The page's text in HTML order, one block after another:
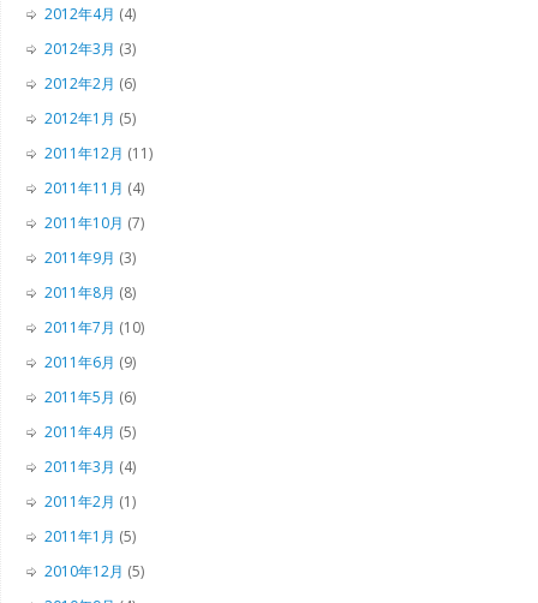
2012年4月 (4)
2012年3月 (3)
2012年2月 (6)
2012年1月 (5)
2011年12月 (11)
2011年11月 (4)
2011年10月 (7)
2011年9月 (3)
2011年8月 (8)
2011年7月 (10)
2011年6月 (9)
2011年5月 (6)
2011年4月 (5)
2011年3月 (4)
2011年2月 (1)
2011年1月 (5)
2010年12月 (5)